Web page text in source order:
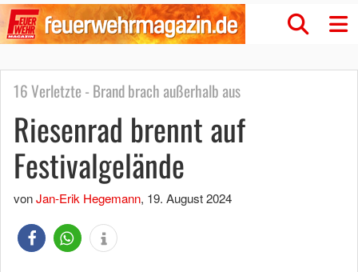
16 Verletzte - Brand brach außerhalb aus
Riesenrad brennt auf
Festivalgelände
vonJan-Erik Hegemann, 19. August 2024